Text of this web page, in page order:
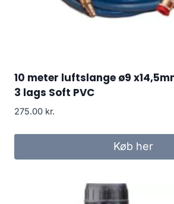
10 meter luftslange ø9
3 lags Soft PVC
275.00 kr.
Køb her